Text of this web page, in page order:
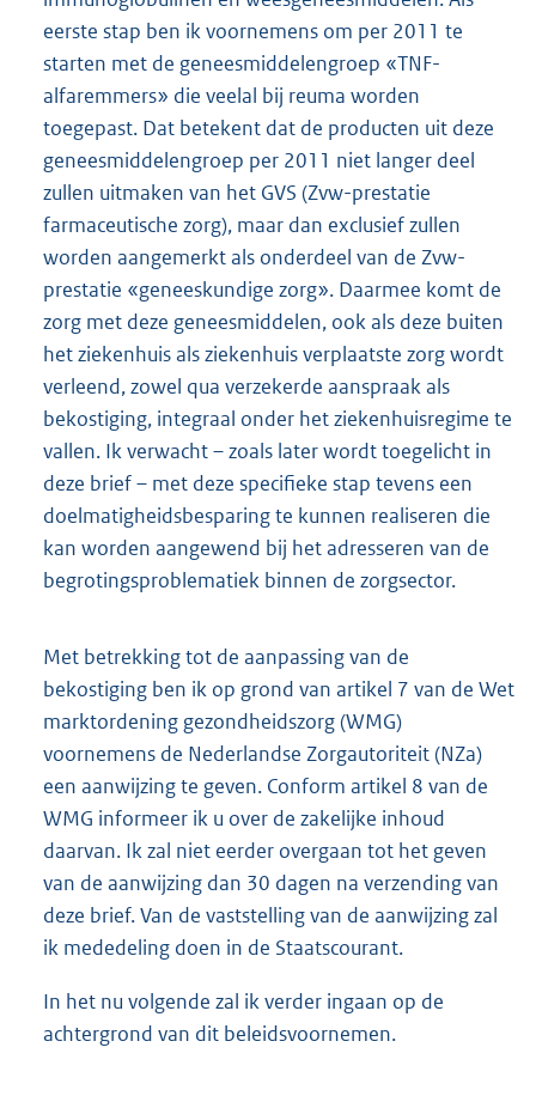
eerste stap ben ik voornemens om per 2011 te
starten met de geneesmiddelengroep «TNF-
alfaremmers» die veelal bij reuma worden
toegepast. Dat betekent dat de producten uit deze
geneesmiddelengroep per 2011 niet langer deel
zullen uitmaken van het GVS (Zvw-prestatie
farmaceutische zorg), maar dan exclusief zullen
worden aangemerkt als onderdeel van de Zvw-
prestatie «geneeskundige zorg». Daarmee komt de
zorg met deze geneesmiddelen, ook als deze buiten
het ziekenhuis als ziekenhuis verplaatste zorg wordt
verleend, zowel qua verzekerde aanspraak als
bekostiging, integraal onder het ziekenhuisregime te
vallen. Ik verwacht – zoals later wordt toegelicht in
deze brief – met deze specifieke stap tevens een
doelmatigheidsbesparing te kunnen realiseren die
kan worden aangewend bij het adresseren van de
begrotingsproblematiek binnen de zorgsector.
Met betrekking tot de aanpassing van de
bekostiging ben ik op grond van artikel 7 van de Wet
marktordening gezondheidszorg (WMG)
voornemens de Nederlandse Zorgautoriteit (NZa)
een aanwijzing te geven. Conform artikel 8 van de
WMG informeer ik u over de zakelijke inhoud
daarvan. Ik zal niet eerder overgaan tot het geven
van de aanwijzing dan 30 dagen na verzending van
deze brief. Van de vaststelling van de aanwijzing zal
ik mededeling doen in de Staatscourant.
In het nu volgende zal ik verder ingaan op de
achtergrond van dit beleidsvoornemen.